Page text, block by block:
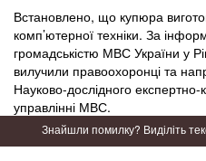
Встановлено, що купюра
комп’ютерної техніки. За
громадськістю МВС України у
вилучили правоохоронці та
Науково-дослідного експертно-
управлінні МВС.
Знайшли помилку? Виділіть